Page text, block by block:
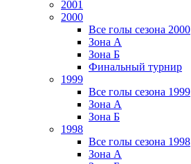
2001
2000
Все голы сезона 2000
Зона А
Зона Б
Финальный турнир
1999
Все голы сезона 1999
Зона А
Зона Б
1998
Все голы сезона 1998
Зона А